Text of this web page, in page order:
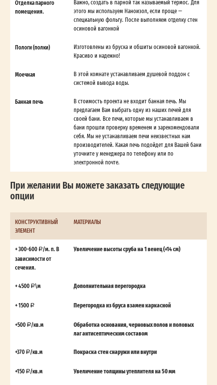
Отделка парного
помещения.
Важно, создать в парной так называемый термос. Для
этого мы используем Наноизол, если проще —
специальную фольгу. После выполняем отделку стен
осиновой вагонкой
Пологи (полки)
Изготовлены из бруска и обшиты осиновой вагонкой.
Красиво и надежно!
Моечная
В этой комнате устанавливаем душевой поддон с
системой вывода воды.
Банная печь
В стоимость проекта не входит банная печь. Мы
предлагаем Вам выбрать одну из наших печей для
своей бани. Все печи, которые мы устанавливаем в
бани прошли проверку временем и зарекомендовали
себя. Мы не устанавливаем печи неизвестных нам
производителей. Какая печь подойдет для Вашей бани
уточните у менеджера по телефону или по
электронной почте.
При желании Вы можете заказать следующие
опции
КОНСТРУКТИВНЫЙ
ЭЛЕМЕНТ
МАТЕРИАЛЫ
+ 300-600
/м. п. В
зависимости от
сечения.
Увеличение высоты сруба на 1 венец (+14 см)
+ 4500 \м Дополнительная перегородка
+ 1500 Перегородка из бруса взамен каркасной
+500 /кв.м
Обработка основания, черновых полов и половых
лаг антисептическим составом
+370 /кв.м Покраска стен снаружи или внутри
+150 /кв.м Увеличение толщины утеплителя на 50 мм